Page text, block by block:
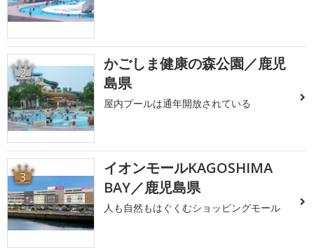
2
かごしま健康の森公園／鹿児
島県
屋内プールは通年開放されている
3
イオンモールKAGOSHIMA
BAY／鹿児島県
人も自然もはぐくむショッピングモール